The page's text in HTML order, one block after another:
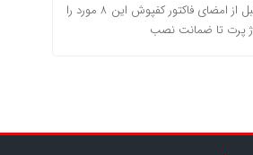
قبل از امضای فاکتور کفپوش این ۸ مورد را
پرت تا ضمانت نصب